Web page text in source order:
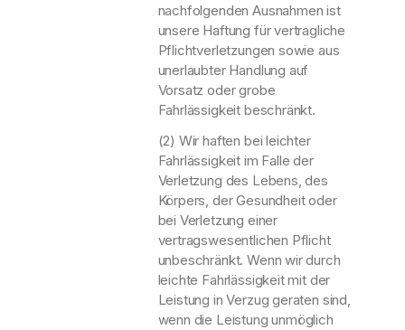
nachfolgenden Ausnahmen ist
unsere Haftung für vertragliche
Pflichtverletzungen sowie aus
unerlaubter Handlung auf
Vorsatz oder grobe
Fahrlässigkeit beschränkt.
(2) Wir haften bei leichter
Fahrlässigkeit im Falle der
Verletzung des Lebens, des
Körpers, der Gesundheit oder
bei Verletzung einer
vertragswesentlichen Pflicht
unbeschränkt. Wenn wir durch
leichte Fahrlässigkeit mit der
Leistung in Verzug geraten sind,
wenn die Leistung unmöglich